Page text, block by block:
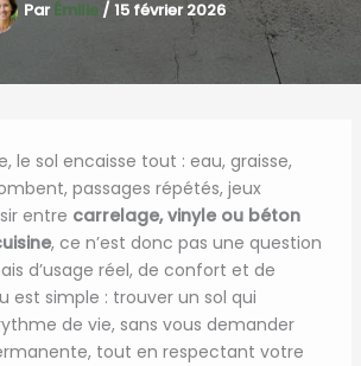
ParÉmilie / 15 février 2026
le sol encaisse tout : eau, graisse,
passages répétés, jeux
entre carrelage, vinyle ou béton
, ce n’est donc pas une question
d’usage réel, de confort et de
est simple : trouver un sol qui
de vie, sans vous demander
tout en respectant votre